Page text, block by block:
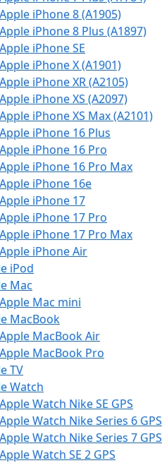
Apple iPhone 8 (A1905)
Apple iPhone 8 Plus (A1897)
Apple iPhone SE
Apple iPhone X (A1901)
Apple iPhone XR (A2105)
Apple iPhone XS (A2097)
Apple iPhone XS Max (A2101)
Apple iPhone 16 Plus
Apple iPhone 16 Pro
Apple iPhone 16 Pro Max
Apple iPhone 16e
Apple iPhone 17
Apple iPhone 17 Pro
Apple iPhone 17 Pro Max
Apple iPhone Air
iPod
Mac
Apple Mac mini
MacBook
Apple MacBook Air
Apple MacBook Pro
TV
Watch
Apple Watch Nike SE GPS
Apple Watch Nike Series 6 GPS
Apple Watch Nike Series 7 GPS
Apple Watch SE 2 GPS